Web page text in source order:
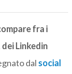
fra i
Linkedin
dal social